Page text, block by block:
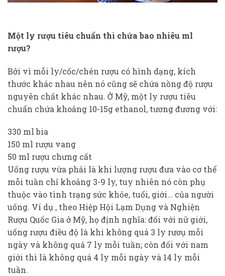
Một ly rượu tiêu chuẩn thì chứa bao nhiêu ml
rượu?
Bởi vì mỗi ly/cốc/chén rượu có hình dạng, kích
thước khác nhau nên nó cũng sẽ chứa nồng độ rượu
nguyên chất khác nhau. Ở Mỹ, một ly rượu tiêu
chuẩn chứa khoảng 10-15g ethanol, tương đương với:
330 ml bia
150 ml rượu vang
50 ml rượu chưng cất
Uống rượu vừa phải là khi lượng rượu đưa vào cơ thể
mỗi tuần chỉ khoảng 3-9 ly, tuy nhiên nó còn phụ
thuộc vào tình trạng sức khỏe, tuổi, giới… của người
uống. Ví dụ , theo Hiệp Hội Lạm Dụng và Nghiện
Rượu Quốc Gia ở Mỹ, họ định nghĩa: đối với nữ giới,
uống rượu điều độ là khi không quá 3 ly rươụ mỗi
ngày và không quá 7 ly mỗi tuần; còn đối với nam
giới thì là không quá 4 ly mỗi ngày và 14 ly mỗi
tuần.